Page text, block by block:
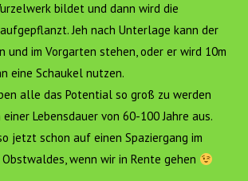
bildet und dann wird die
Jeh nach Unterlage kann der
und im Vorgarten stehen, oder er wird 10m
eine Schaukel nutzen.
alle das Potential so groß zu werden
Lebensdauer von 60-100 Jahre aus.
jetzt schon auf einen Spaziergang im
wenn wir in Rente gehen